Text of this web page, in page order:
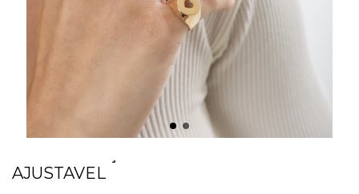
AJUSTAVEL